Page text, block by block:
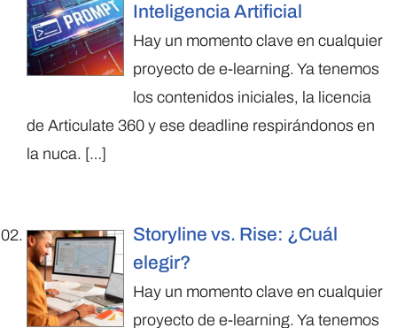
Inteligencia Artificial
Hay un momento clave en cualquier
proyecto de e-learning. Ya tenemos
los contenidos iniciales, la licencia
de Articulate 360 y ese deadline respirándonos en
la nuca. […]
Storyline vs. Rise: ¿Cuál
elegir?
Hay un momento clave en cualquier
proyecto de e-learning. Ya tenemos